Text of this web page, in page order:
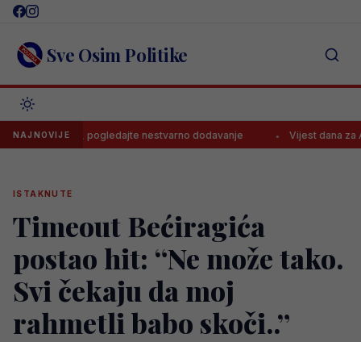
Skip
content Sve Osim Politike
NAJNOVIJE
pogledajte nestvarno dodavanje Vijest dana za Arsenal!
ISTAKNUTE
Timeout Bećiragića
postao hit: “Ne može tako.
Svi čekaju da moj
rahmetli babo skoči..”